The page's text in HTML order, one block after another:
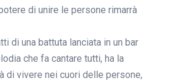
di unire le persone rimarrà
di una battuta lanciata in un bar
che fa cantare tutti, ha la
di vivere nei cuori delle persone,